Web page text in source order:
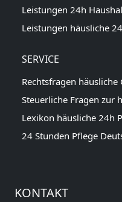
Leistungen 24h
Leistungen häusliche
SERVICE
Rechtsfragen häusliche
Steuerliche Fragen zur
Lexikon häusliche 24h
24 Stunden Pflege
KONTAKT